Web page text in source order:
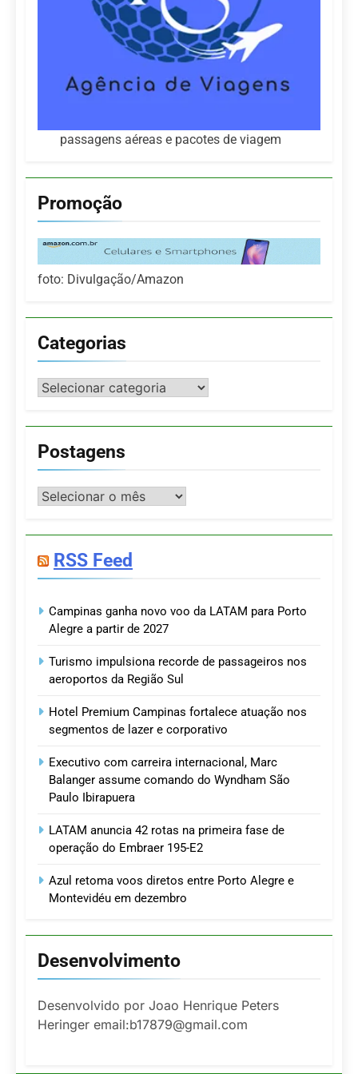
passagens aéreas e pacotes de viagem
Promoção
foto: Divulgação/Amazon
Categorias
Categorias
Postagens
Postagens
RSS Feed
Campinas ganha novo voo da LATAM para Porto
Alegre a partir de 2027
Turismo impulsiona recorde de passageiros nos
aeroportos da Região Sul
Hotel Premium Campinas fortalece atuação nos
segmentos de lazer e corporativo
Executivo com carreira internacional, Marc
Balanger assume comando do Wyndham São
Paulo Ibirapuera
LATAM anuncia 42 rotas na primeira fase de
operação do Embraer 195-E2
Azul retoma voos diretos entre Porto Alegre e
Montevidéu em dezembro
Desenvolvimento
Desenvolvido por Joao Henrique Peters
Heringer email:b17879@gmail.com